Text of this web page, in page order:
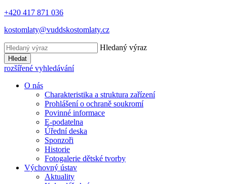
+420 417 871 036
kostomlaty@vuddskostomlaty.cz
Hledaný výraz
Hledat
rozšířené vyhledávání
O nás
Charakteristika a struktura zařízení
Prohlášení o ochraně soukromí
Povinné informace
E-podatelna
Úřední deska
Sponzoři
Historie
Fotogalerie dětské tvorby
Výchovný ústav
Aktuality